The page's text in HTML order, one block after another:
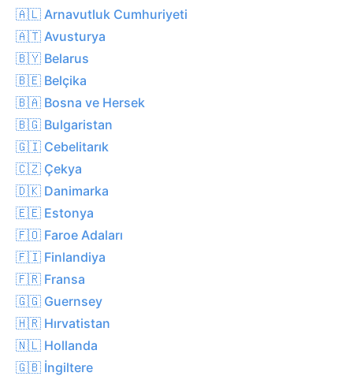
🇦🇱 Arnavutluk Cumhuriyeti
🇦🇹 Avusturya
🇧🇾 Belarus
🇧🇪 Belçika
🇧🇦 Bosna ve Hersek
🇧🇬 Bulgaristan
🇬🇮 Cebelitarık
🇨🇿 Çekya
🇩🇰 Danimarka
🇪🇪 Estonya
🇫🇴 Faroe Adaları
🇫🇮 Finlandiya
🇫🇷 Fransa
🇬🇬 Guernsey
🇭🇷 Hırvatistan
🇳🇱 Hollanda
🇬🇧 İngiltere